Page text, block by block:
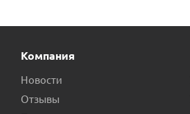
Компания
Новости
Отзывы